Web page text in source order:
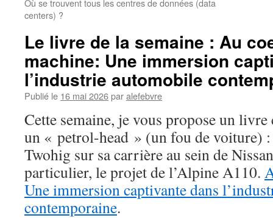
Où se trouvent tous les centres de données (data
centers) ?
Le livre de la semaine : Au
machine: Une immersion
l’industrie automobile
Publié le 16 mai 2026paralefebvre
Cette semaine, je vous propose un
un « petrol-head » (un fou de voiture)
Twohig sur sa carrière au sein de
particulier, le projet de l’Alpine A110.
Une immersion captivante dans
contemporaine.